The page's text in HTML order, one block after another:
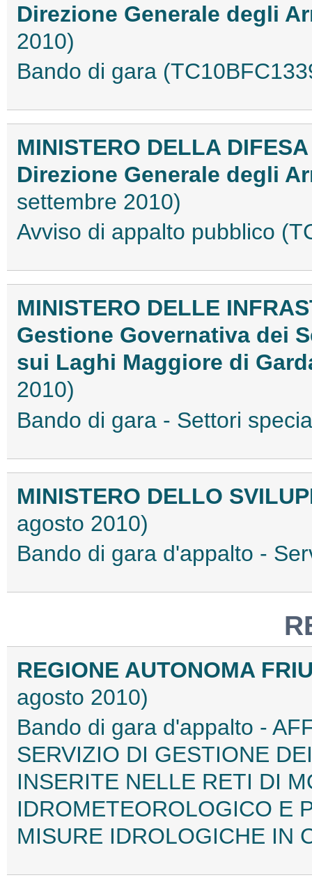
Direzione Generale degli
2010)
Bando di gara
MINISTERO DELLA DIFESA
Direzione Generale degli
settembre 2010)
Avviso di appalto pubblico
MINISTERO DELLE
Gestione Governativa dei
sui Laghi Maggiore di
2010)
Bando di gara - Settori
MINISTERO DELLO
agosto 2010)
Bando di gara d'appalto -
REGIONE AUTONOMA
agosto 2010)
Bando di gara d'appalto -
SERVIZIO DI GESTIONE
INSERITE NELLE RETI DI
IDROMETEOROLOGICO E
MISURE IDROLOGICHE IN